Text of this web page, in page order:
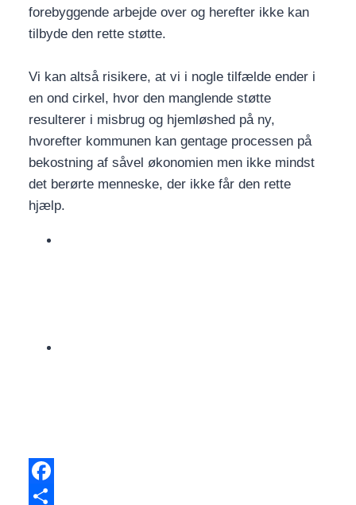
forebyggende arbejde over og herefter ikke kan
tilbyde den rette støtte.
Vi kan altså risikere, at vi i nogle tilfælde ender i
en ond cirkel, hvor den manglende støtte
resulterer i misbrug og hjemløshed på ny,
hvorefter kommunen kan gentage processen på
bekostning af såvel økonomien men ikke mindst
det berørte menneske, der ikke får den rette
hjælp.
Facebook